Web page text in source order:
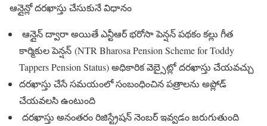
ఆన్లైన్లో దరఖాస్తు చేసుకునే విధానం
ఆన్లైన్ ద్వారా అయితే ఎన్టీఆర్ భరోసా పెన్షన్ పథకం కల్లు గీత
కార్మికుల పెన్షన్ (NTR Bharosa Pension Scheme for Toddy
Tappers Pension Status) అధికారిక వెబ్సైట్లో దరఖాస్తు చేయవచ్చు
దరఖాస్తు చేసే సమయంలో సంబంధించిన పత్రాలను అప్లోడ్
చేయవలసి ఉంటుంది
దరఖాస్తు అనంతరం రిజిస్ట్రేషన్ నెంబర్ ఇవ్వడం జరుగుతుంది